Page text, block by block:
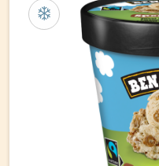
Hitta din grossist
Hållbarhet
Jobba hos oss
Kontakta oss